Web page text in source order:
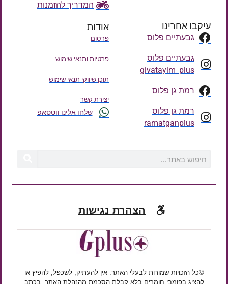
המדריך להזמנות
עיקבו אחרינו
גבעתיים פלוס
גבעתיים פלוס
givatayim_plus
רמת גן פלוס
רמת גן פלוס
ramatganplus
אודות
פרסום
פרטיות ותנאי שימוש
תוכן שיווקי תנאי שימוש
יצירת קשר
שלחו אלינו ווטסאפ
הצהרת נגישות
©כל הזכויות שמורות לבעלי האתר. אין להעתיק, לשכפל, להפיץ או
להציג בפומבי חומרים בלא קבלת הסכמת מהנהלת האתר, בכתב